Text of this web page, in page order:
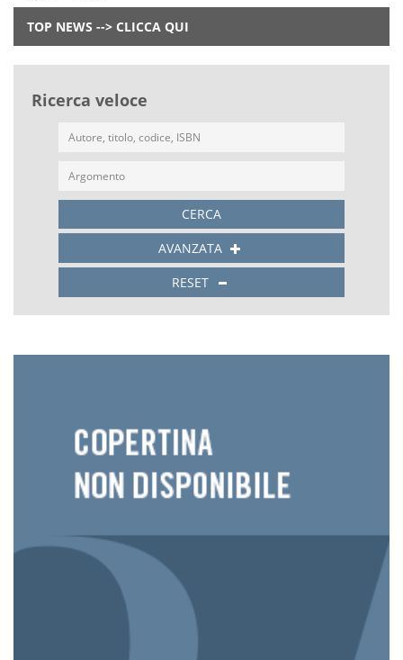
TOP NEWS --> CLICCA QUI
Ricerca veloce
CERCA
AVANZATA
RESET